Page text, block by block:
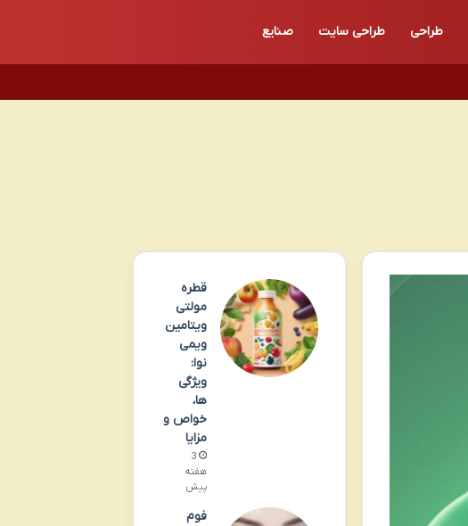
طراحی طراحی سایت صنایع
قطره
مولتی
ویتامین
ویمی
نوا:
ویژگی
ها،
خواص و
مزایا
3
هفته
پیش
فوم